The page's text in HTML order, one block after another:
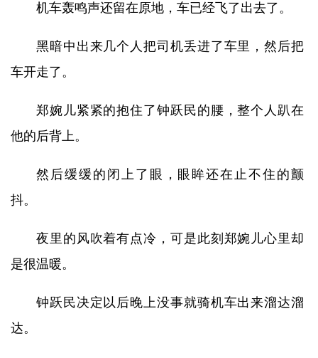
机车轰鸣声还留在原地，车已经飞了出去了。
黑暗中出来几个人把司机丢进了车里，然后把
车开走了。
郑婉儿紧紧的抱住了钟跃民的腰，整个人趴在
他的后背上。
然后缓缓的闭上了眼，眼眸还在止不住的颤
抖。
夜里的风吹着有点冷，可是此刻郑婉儿心里却
是很温暖。
钟跃民决定以后晚上没事就骑机车出来溜达溜
达。